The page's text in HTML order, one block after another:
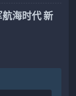
海时代 新